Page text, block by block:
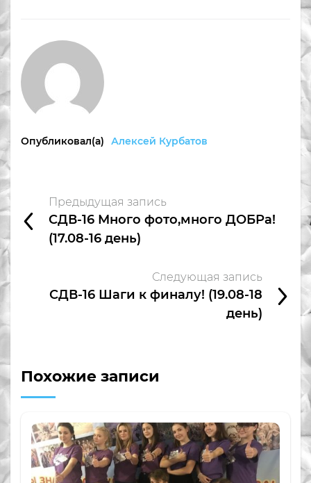
Опубликовал(а) Алексей Курбатов
Предыдущая запись
СДВ-16 Много фото,много ДОБРа!
(17.08-16 день)
Следующая запись
СДВ-16 Шаги к финалу! (19.08-18
день)
Похожие записи